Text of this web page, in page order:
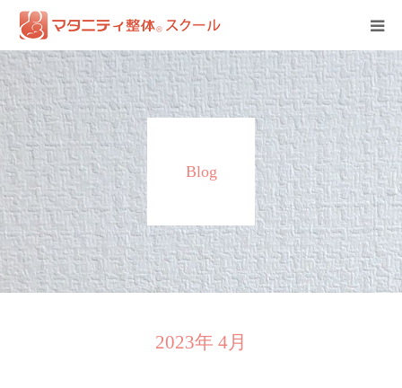
Blog
2023年 4月
HOME
資格
受講詳細
体験談
全国認定校一覧